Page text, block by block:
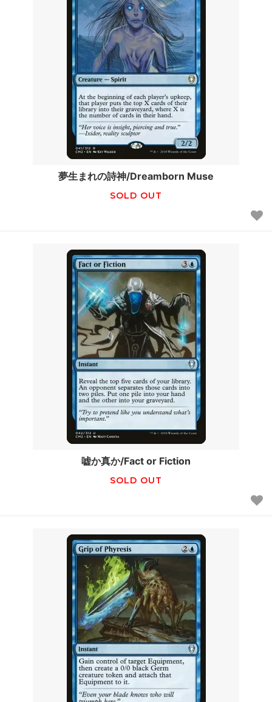
夢生まれの詩神/Dreamborn Muse
SOLD OUT
嘘か真か/Fact or Fiction
SOLD OUT